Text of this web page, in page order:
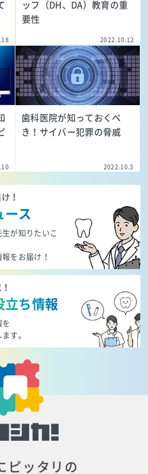
ッフ（DH、DA）教育の重
要性
2022.10.12
歯科医院が知っておくべ
き！サイバー犯罪の脅威
2022.10.3
！
ース
が知りたいこ
をお届け！
立ち情報
を
す。
ピッタリの